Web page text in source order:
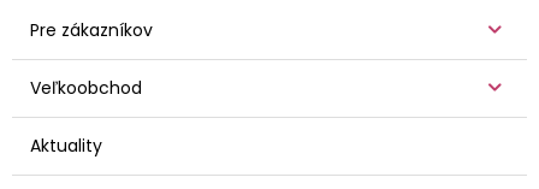
Pre zákazníkov
Veľkoobchod
Aktuality